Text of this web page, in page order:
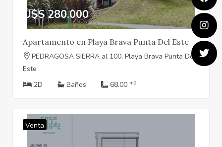
U$S 280.000
Apartamento en Playa Brava Punta Del Este
PEDRAGOSA SIERRA al 100, Playa Brava Punta Del
Este
2D
Baños 68.00 m2
Venta